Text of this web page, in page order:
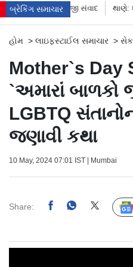
બ્રેકિંગ સમાચાર
રમુજી સંવાદ થાણે: શાળાના
હોમ > લાઇફસ્ટાઈલ સમાચાર >
Mother`s Day
`અમારાં બાળકો
LGBTQ
જણાવી કથા
10 May, 2024 07:01 IST | Mumbai
Share: